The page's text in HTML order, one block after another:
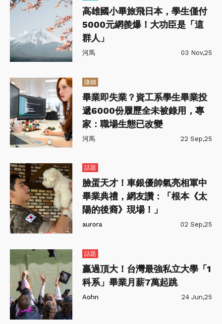
高雄國小畢旅飛日本，學生僅付
5000元網羨爆！大功臣是「這
群人」
河馬 03 Nov,25
賺錢
畢業即失業？資工系學生畢業投
遞6000份履歷全未被錄用，專
家：職場生態已改變
河馬 22 Sep,25
話題
臉蛋天才！車銀優帥氣亮相軍中
畢業典禮，網友讚：「根本《太
陽的後裔》現場！」
aurora 02 Sep,25
話題
贏過頂大！台灣最強私立大學「1
科系」畢業月薪7萬起跳
Aohn 24 Jun,25